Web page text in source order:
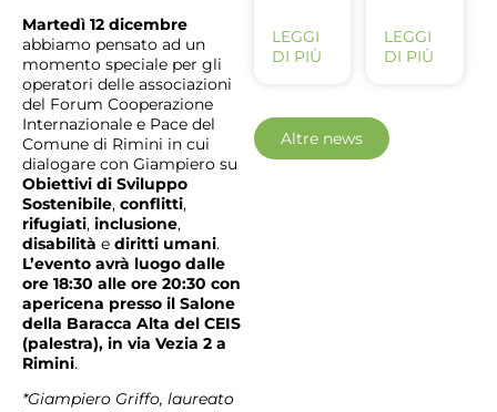
Martedì 12 dicembre
abbiamo pensato ad un
momento speciale per gli
operatori delle associazioni
del Forum Cooperazione
Internazionale e Pace del
Comune di Rimini in cui
dialogare con Giampiero su
Obiettivi di Sviluppo
Sostenibile, conflitti,
rifugiati, inclusione,
disabilità e diritti umani.
L’evento avrà luogo dalle
ore 18:30 alle ore 20:30 con
apericena presso il Salone
della Baracca Alta del CEIS
(palestra), in via Vezia 2 a
Rimini.
*Giampiero Griffo, laureato
LEGGI
DI PIÙ
LEGGI
DI PIÙ
Altre news